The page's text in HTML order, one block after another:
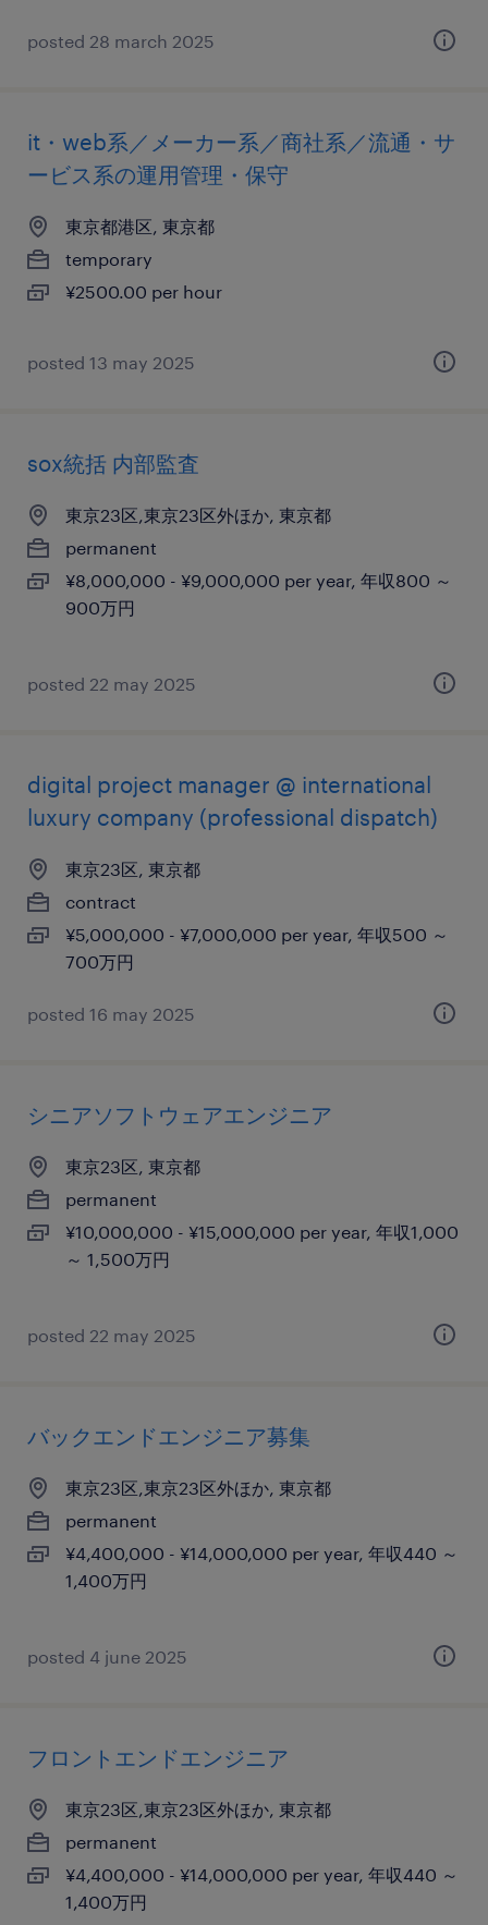
posted 28 march 2025
it・web系／メーカー系／商社系／流通・サ
ービス系の運用管理・保守
東京都港区, 東京都
temporary
¥2500.00 per hour
posted 13 may 2025
sox統括 内部監査
東京23区,東京23区外ほか, 東京都
permanent
¥8,000,000 - ¥9,000,000 per year, 年収800 ～
900万円
posted 22 may 2025
digital project manager @ international
luxury company (professional dispatch)
東京23区, 東京都
contract
¥5,000,000 - ¥7,000,000 per year, 年収500 ～
700万円
posted 16 may 2025
シニアソフトウェアエンジニア
東京23区, 東京都
permanent
¥10,000,000 - ¥15,000,000 per year, 年収1,000
～ 1,500万円
posted 22 may 2025
バックエンドエンジニア募集
東京23区,東京23区外ほか, 東京都
permanent
¥4,400,000 - ¥14,000,000 per year, 年収440 ～
1,400万円
posted 4 june 2025
フロントエンドエンジニア
東京23区,東京23区外ほか, 東京都
permanent
¥4,400,000 - ¥14,000,000 per year, 年収440 ～
1,400万円